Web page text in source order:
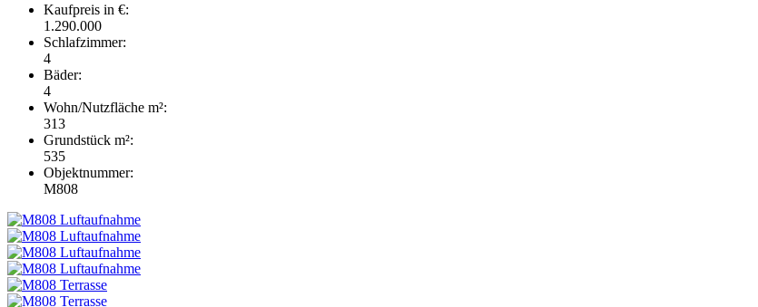
Kaufpreis in €:
1.290.000
Schlafzimmer:
4
Bäder:
4
Wohn/Nutzfläche m²:
313
Grundstück m²:
535
Objektnummer:
M808